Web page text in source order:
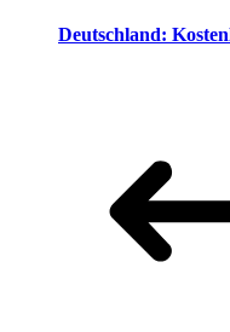
Deutschland: